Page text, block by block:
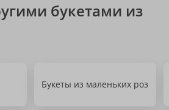
букетами из
Букеты из маленьких роз